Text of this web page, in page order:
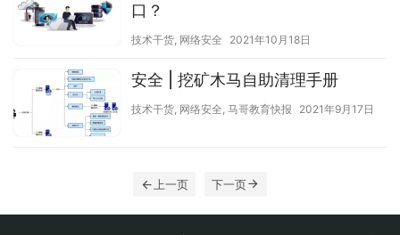
口？
技术干货, 网络安全 2021年10月18日
安全 | 挖矿木马自助清理手册
技术干货, 网络安全, 马哥教育快报 2021年9月17日
上一页 下一页